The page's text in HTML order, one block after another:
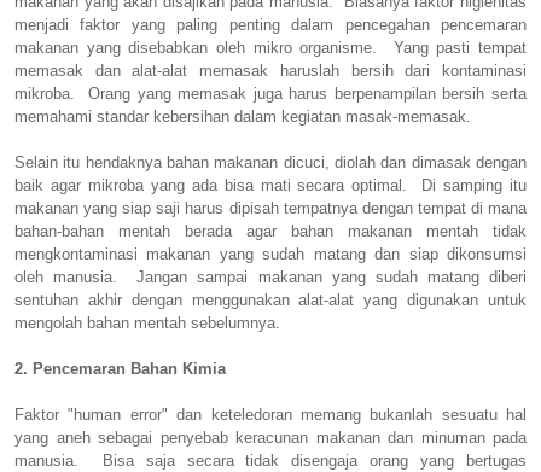
menjadi faktor yang paling penting dalam pencegahan pencemaran
makanan yang disebabkan oleh mikro organisme. Yang pasti tempat
memasak dan alat-alat memasak haruslah bersih dari kontaminasi
mikroba. Orang yang memasak juga harus berpenampilan bersih serta
memahami standar kebersihan dalam kegiatan masak-memasak.
Selain itu hendaknya bahan makanan dicuci, diolah dan dimasak dengan
baik agar mikroba yang ada bisa mati secara optimal. Di samping itu
makanan yang siap saji harus dipisah tempatnya dengan tempat di mana
bahan-bahan mentah berada agar bahan makanan mentah tidak
mengkontaminasi makanan yang sudah matang dan siap dikonsumsi
oleh manusia. Jangan sampai makanan yang sudah matang diberi
sentuhan akhir dengan menggunakan alat-alat yang digunakan untuk
mengolah bahan mentah sebelumnya.
2. Pencemaran Bahan Kimia
Faktor "human error" dan keteledoran memang bukanlah sesuatu hal
yang aneh sebagai penyebab keracunan makanan dan minuman pada
manusia. Bisa saja secara tidak disengaja orang yang bertugas